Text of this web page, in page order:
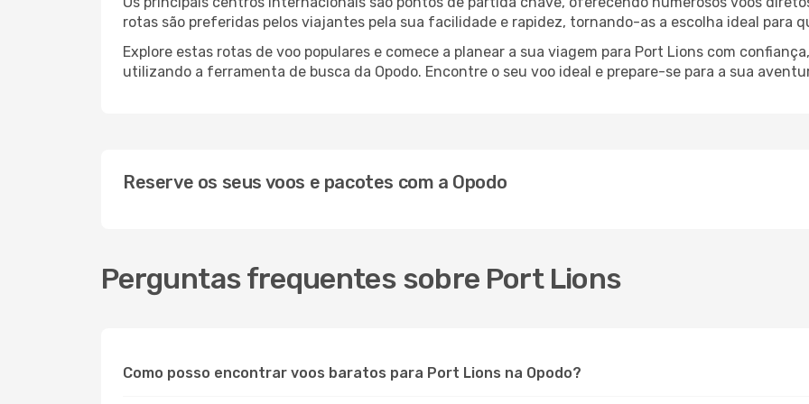
rotas são preferidas pelos viajantes pela sua facilidade e rapidez, tornando-as a escolha ideal para
Explore estas rotas de voo populares e comece a planear a sua viagem para Port Lions com
utilizando a ferramenta de busca da Opodo. Encontre o seu voo ideal e prepare-se para a sua
Reserve os seus voos e pacotes com a Opodo
Perguntas frequentes sobre Port Lions
Como posso encontrar voos baratos para Port Lions na Opodo?